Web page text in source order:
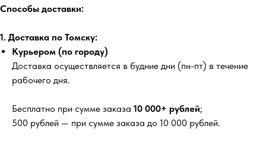
Способы доставки:
1. Доставка по Томску:
Курьером (по городу)
Доставка осуществляется в будние дни (пн-пт) в течение
рабочего дня.
Бесплатно при сумме заказа 10 000+ рублей;
500 рублей — при сумме заказа до 10 000 рублей.